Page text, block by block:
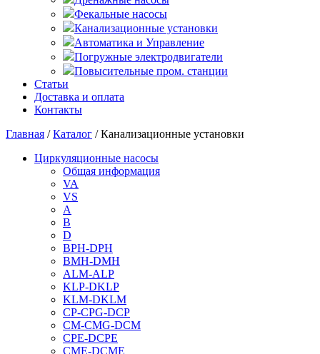
Фекальные насосы
Канализационные установки
Автоматика и Управление
Погружные электродвигатели
Повысительные пром. станции
Статьи
Доставка и оплата
Контакты
Главная /Каталог / Канализационные установки
Циркуляционные насосы
Общая информация
VA
VS
A
B
D
BPH-DPH
BMH-DMH
ALM-ALP
KLP-DKLP
KLM-DKLM
CP-CPG-DCP
CM-CMG-DCM
CPE-DCPE
CME-DCME